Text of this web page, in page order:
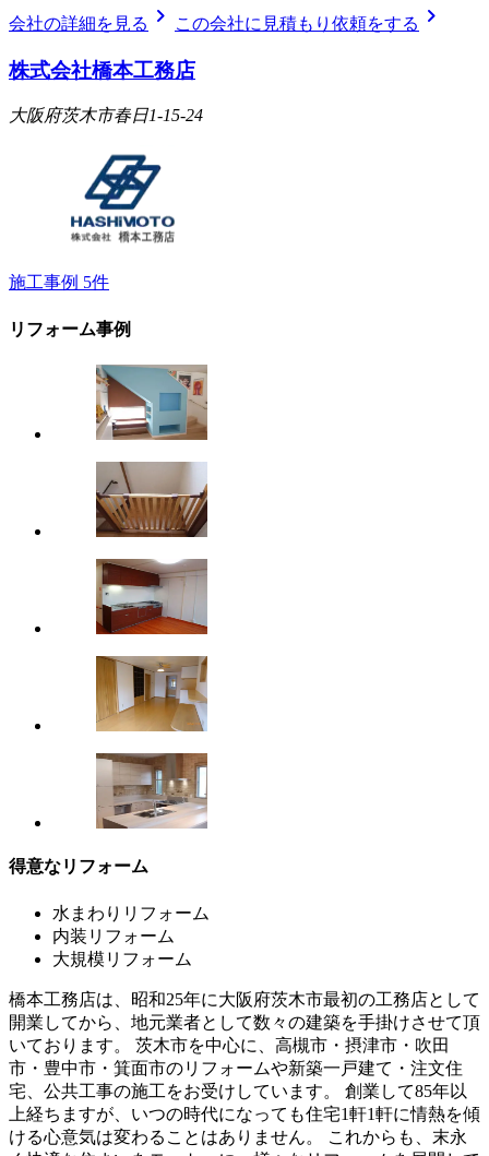
会社の詳細を見る chevron_right この会社に見積もり依頼をする chevron_right
株式会社橋本工務店
大阪府茨木市春日1-15-24
施工事例 5件
リフォーム事例
得意なリフォーム
水まわりリフォーム
内装リフォーム
大規模リフォーム
橋本工務店は、昭和25年に大阪府茨木市最初の工務店として
開業してから、地元業者として数々の建築を手掛けさせて頂
いております。 茨木市を中心に、高槻市・摂津市・吹田
市・豊中市・箕面市のリフォームや新築一戸建て・注文住
宅、公共工事の施工をお受けしています。 創業して85年以
上経ちますが、いつの時代になっても住宅1軒1軒に情熱を傾
ける心意気は変わることはありません。 これからも、末永